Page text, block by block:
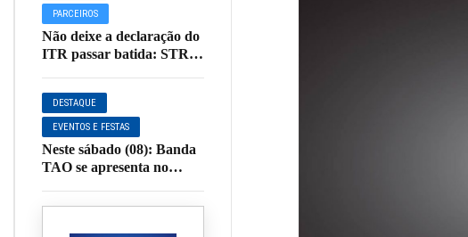
PARCEIROS
Não deixe a declaração do
ITR passar batida: STR
produtores sobre o prazo
de entrega
DESTAQUE
EVENTOS E FESTAS
Neste sábado (08): Banda
TAO se apresenta no
Família em Muzambinho